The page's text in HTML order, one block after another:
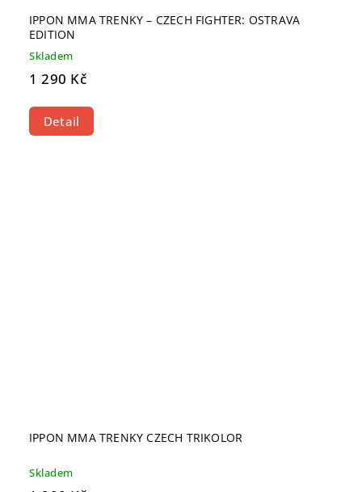
IPPON MMA TRENKY – CZECH FIGHTER: OSTRAVA
EDITION
Skladem
1 290 Kč
Detail
IPPON MMA TRENKY CZECH TRIKOLOR
Skladem